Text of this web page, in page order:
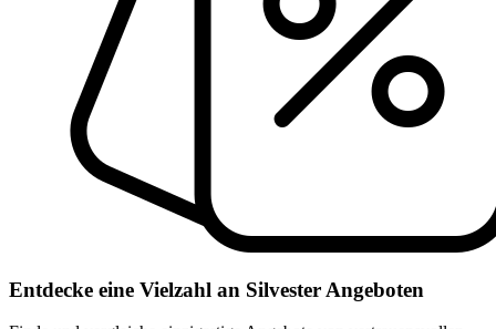
Entdecke eine Vielzahl an Silvester Angeboten